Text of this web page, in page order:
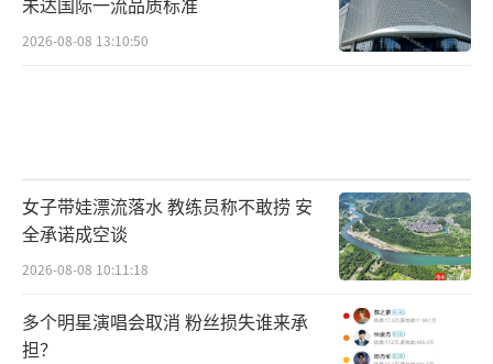
2026-08-08 13:10:50
女子带娃漂流落水 教练员称不敢捞 安
全承诺成空谈
2026-08-08 10:11:18
多个明星演唱会取消 粉丝损失谁来承
担？